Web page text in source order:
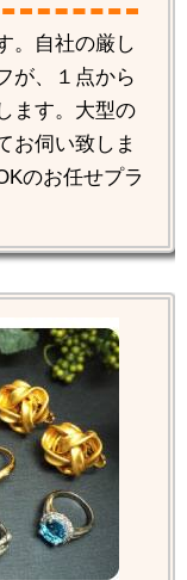
。自社の厳し
が、１点から
ます。大型の
お伺い致しま
のお任せプラ